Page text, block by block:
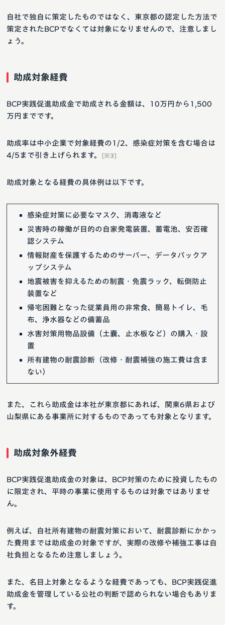
自社で独自に策定したものではなく、東京都の認定した方法で
策定されたBCPでなくては対象になりませんので、注意しまし
ょう。
助成対象経費
BCP実践促進助成金で助成される金額は、10万円から1,500
万円までです。
助成率は中小企業で対象経費の1/2、感染症対策を含む場合は
4/5まで引き上げられます。
[※3]
助成対象となる経費の具体例は以下です。
感染症対策に必要なマスク、消毒液など
災害時の稼働が目的の自家発電装置、蓄電池、安否確
認システム
情報財産を保護するためのサーバー、データバックア
ップシステム
地震被害を抑えるための制震・免震ラック、転倒防止
装置など
帰宅困難となった従業員用の非常食、簡易トイレ、毛
布、浄水器などの備蓄品
水害対策用物品設備（土嚢、止水板など）の購入・設
置
所有建物の耐震診断（改修・耐震補強の施工費は含ま
ない）
また、これら助成金は本社が東京都にあれば、関東6県および
山梨県にある事業所に対するものであっても対象となります。
助成対象外経費
BCP実践促進助成金の対象は、BCP対策のために投資したもの
に限定され、平時の事業に使用するものは対象ではありませ
ん。
例えば、自社所有建物の耐震対策において、耐震診断にかかっ
た費用までは助成金の対象ですが、実際の改修や補強工事は自
社負担となるため注意しましょう。
また、名目上対象となるような経費であっても、BCP実践促進
助成金を管理している公社の判断で認められない場合もありま
す。